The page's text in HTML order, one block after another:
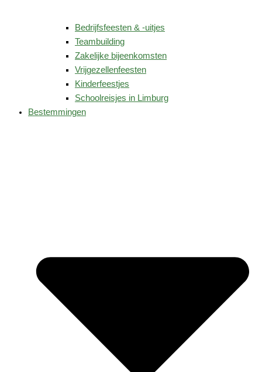
Bedrijfsfeesten & -uitjes
Teambuilding
Zakelijke bijeenkomsten
Vrijgezellenfeesten
Kinderfeestjes
Schoolreisjes in Limburg
Bestemmingen